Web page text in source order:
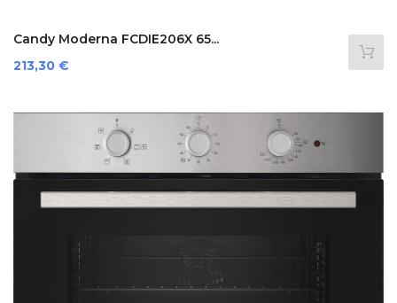
Candy Moderna FCDIE206X 65...
Prezzo
213,30 €